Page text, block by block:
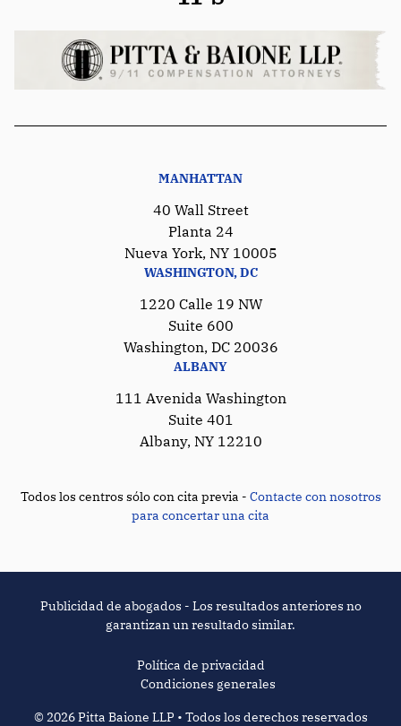
MANHATTAN
40 Wall Street
Planta 24
Nueva York, NY 10005
WASHINGTON, DC
1220 Calle 19 NW
Suite 600
Washington, DC 20036
ALBANY
111 Avenida Washington
Suite 401
Albany, NY 12210
Todos los centros sólo con cita previa - Contacte con nosotros
para concertar una cita
Publicidad de abogados - Los resultados anteriores no
garantizan un resultado similar.
Política de privacidad
Condiciones generales
© 2026 Pitta Baione LLP • Todos los derechos reservados